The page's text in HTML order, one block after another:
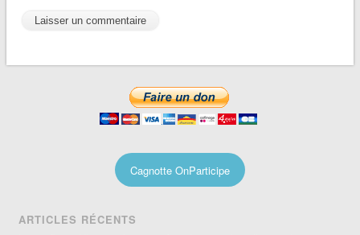
Cagnotte OnParticipe
ARTICLES RÉCENTS